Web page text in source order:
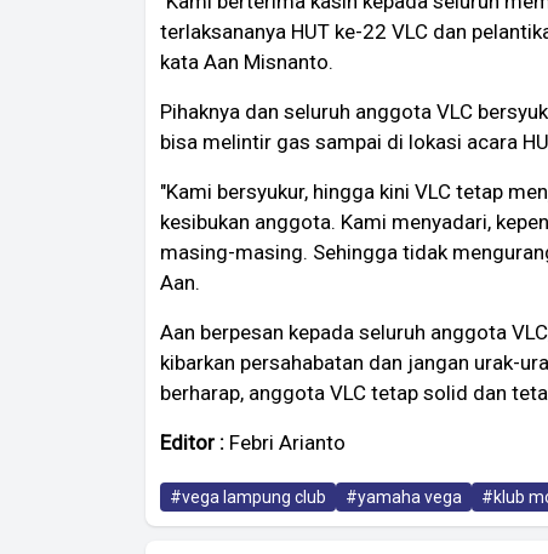
terlaksananya HUT ke-22 VLC dan
kata Aan Misnanto.
Pihaknya dan seluruh anggota VLC
bisa melintir gas sampai di lokasi acara
"Kami bersyukur, hingga kini VLC tetap
kesibukan anggota. Kami menyadari,
masing-masing. Sehingga tidak
Aan.
Aan berpesan kepada seluruh anggota
kibarkan persahabatan dan jangan urak-
berharap, anggota VLC tetap solid dan
Editor : Febri Arianto
#vega lampung club #yamaha vega #klub